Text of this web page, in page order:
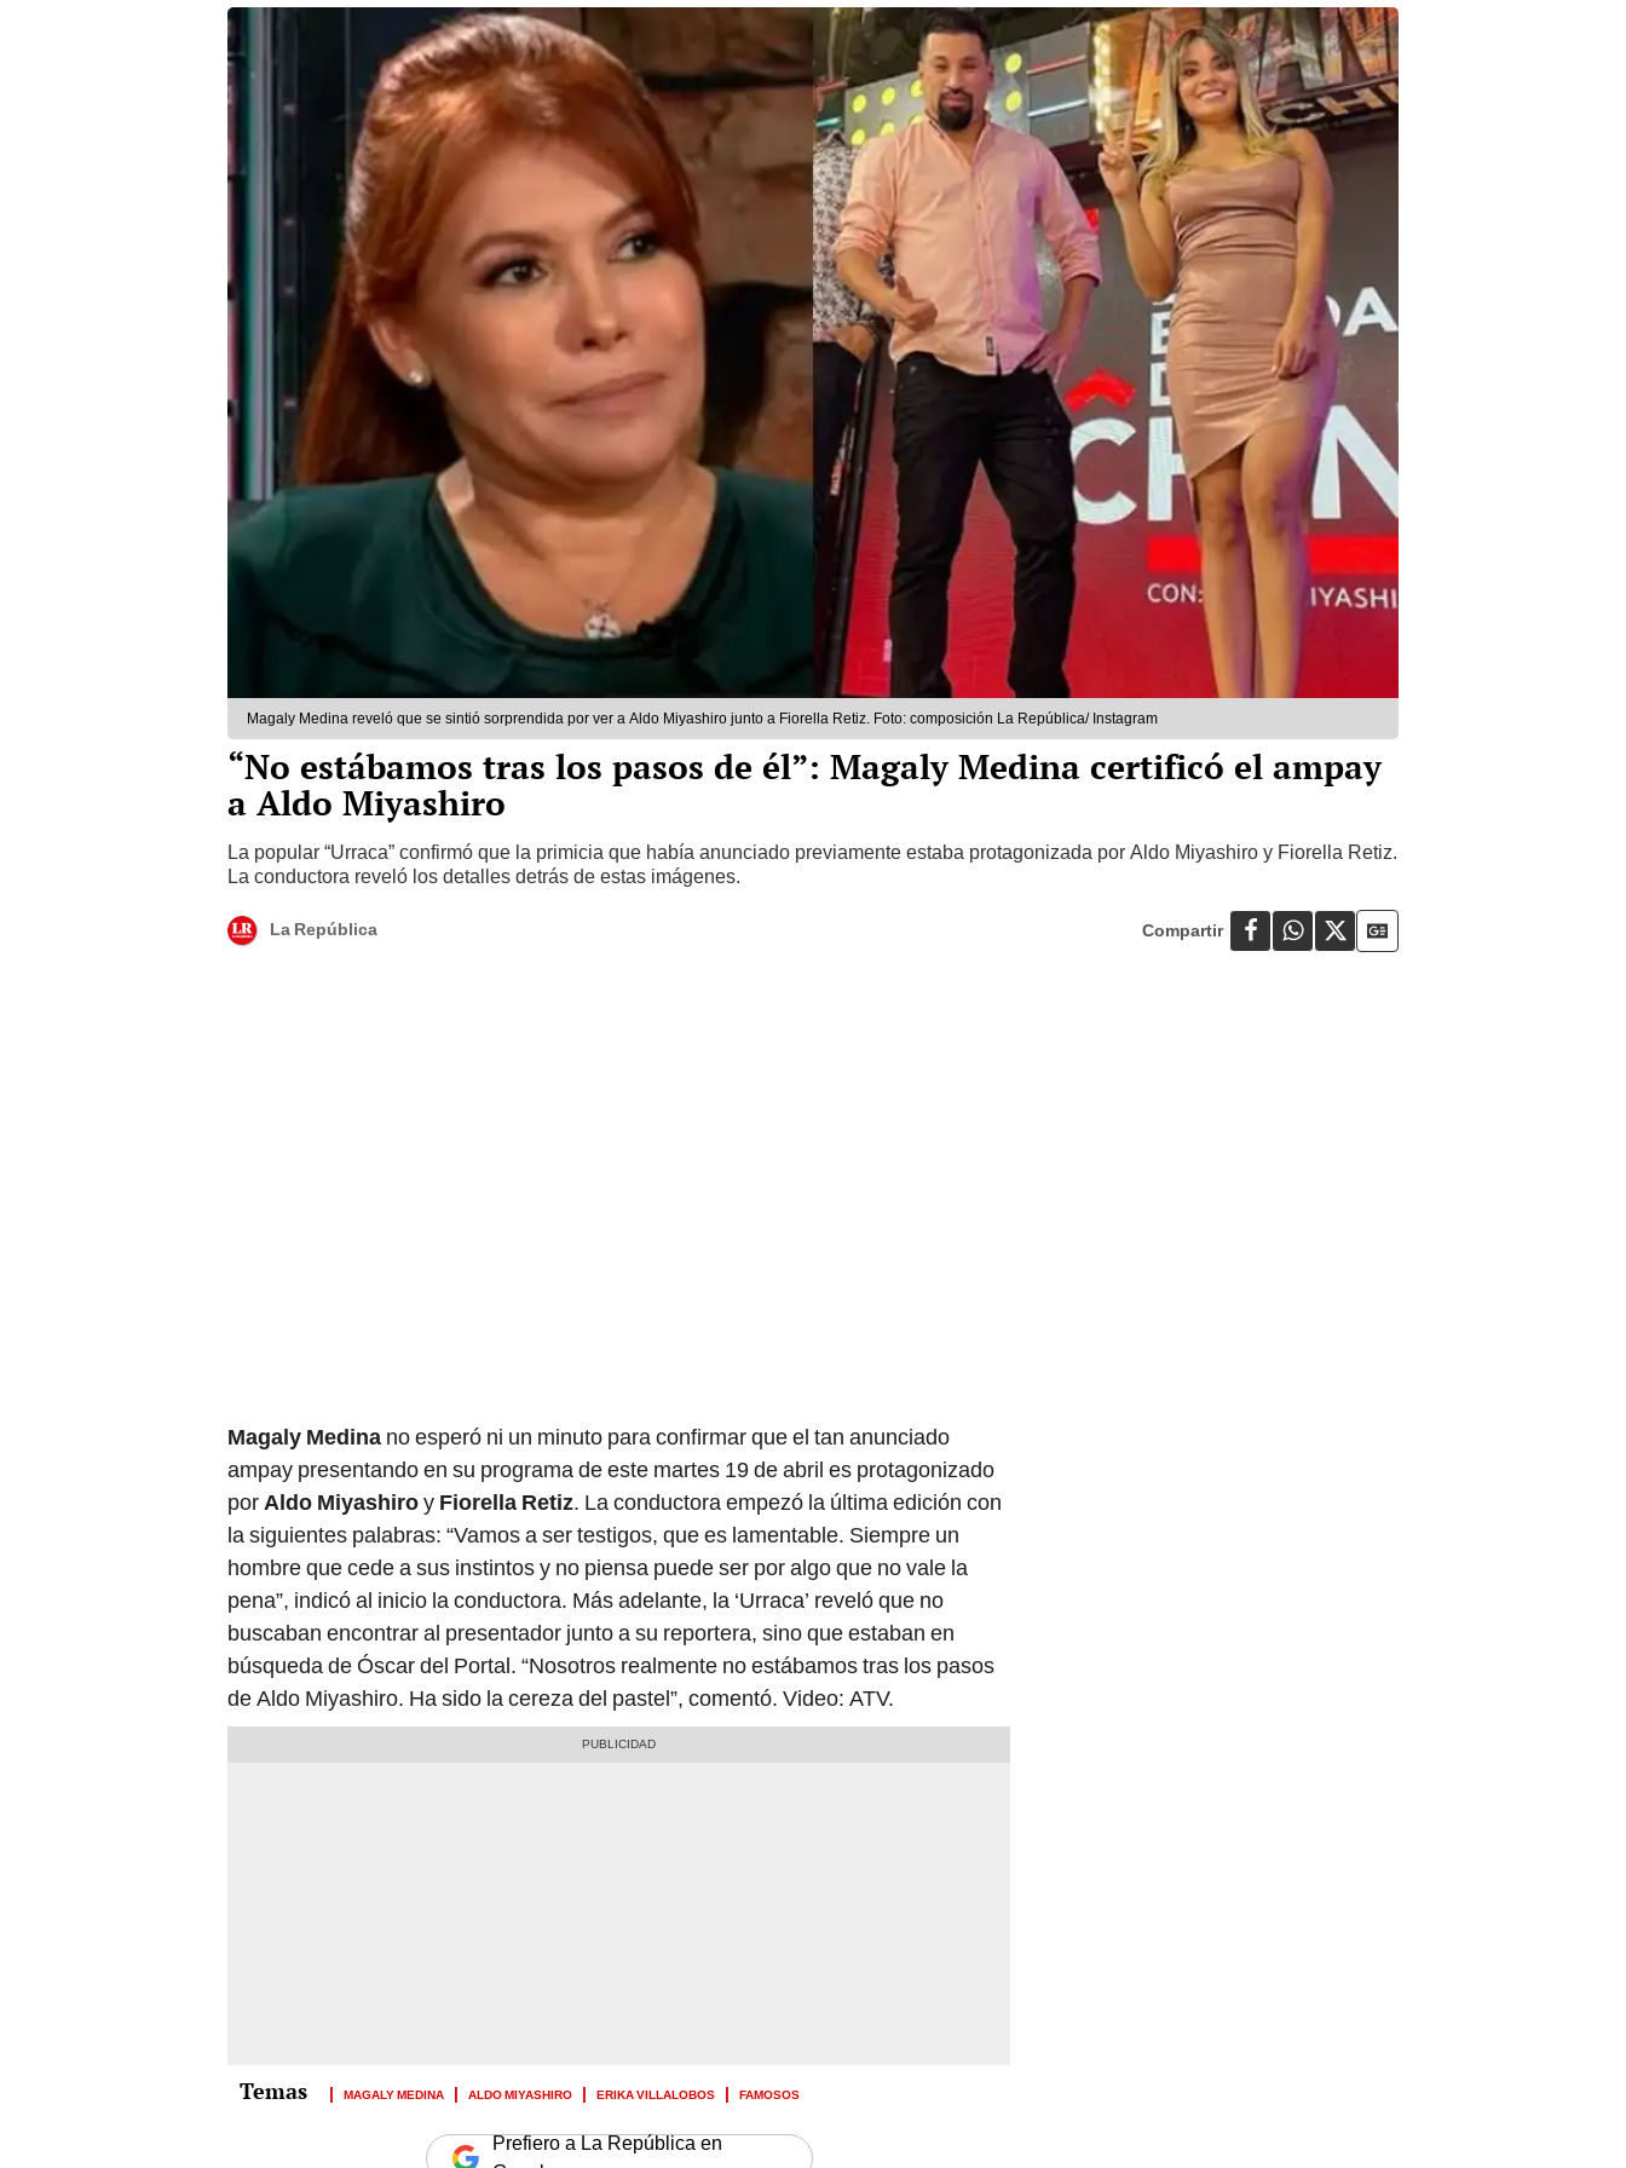
Magaly Medina reveló que se sintió sorprendida por ver a Aldo Miyashiro junto a Fiorella Retiz. Foto: composición La República/ Instagram
“No estábamos tras los pasos de él”: Magaly Medina certificó el ampay
a Aldo Miyashiro
La popular “Urraca” confirmó que la primicia que había anunciado previamente estaba protagonizada por Aldo Miyashiro y Fiorella Retiz.
La conductora reveló los detalles detrás de estas imágenes.
La República
Magaly Medina no esperó ni un minuto para confirmar que el tan anunciado
ampay presentando en su programa de este martes 19 de abril es protagonizado
por Aldo Miyashiroy Fiorella Retiz. La conductora empezó la última edición con
la siguientes palabras: “Vamos a ser testigos, que es lamentable. Siempre un
hombre que cede a sus instintos y no piensa puede ser por algo que no vale la
pena”, indicó al inicio la conductora. Más adelante, la ‘Urraca’ reveló que no
buscaban encontrar al presentador junto a su reportera, sino que estaban en
búsqueda de Óscar del Portal. “Nosotros realmente no estábamos tras los pasos
de Aldo Miyashiro. Ha sido la cereza del pastel”, comentó. Video: ATV.
MAGALY MEDINA ALDO MIYASHIRO ERIKA VILLALOBOS FAMOSOS
Prefiero a La República en